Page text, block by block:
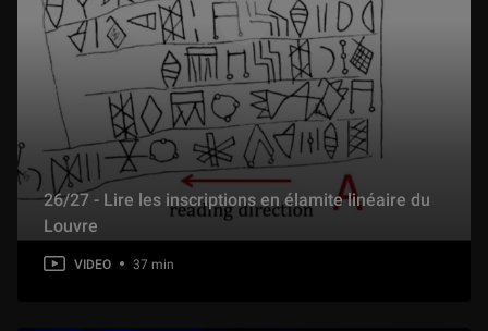
26/27 - Lire les inscriptions en élamite linéaire du
Louvre
VIDEO 37 min